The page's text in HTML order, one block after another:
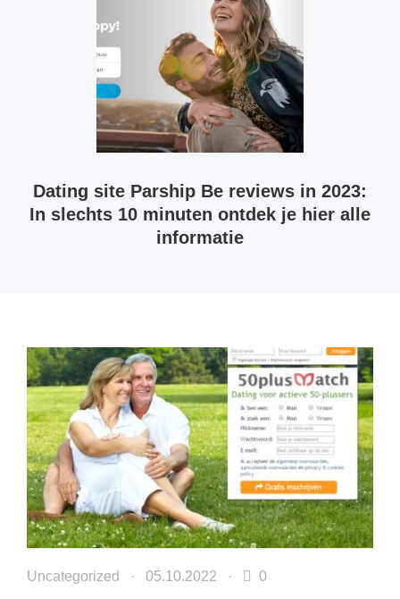
Dating site Parship Be reviews in 2023:
In slechts 10 minuten ontdek je hier alle
informatie
Uncategorized · 05.10.2022 · 0